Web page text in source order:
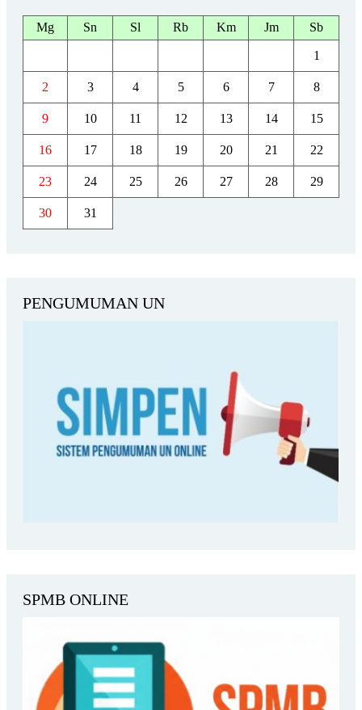
Mg Sn Sl Rb Km Jm Sb
1
2 3 4 5 6 7 8
9 10 11 12 13 14 15
16 17 18 19 20 21 22
23 24 25 26 27 28 29
30 31
PENGUMUMAN UN
SPMB ONLINE